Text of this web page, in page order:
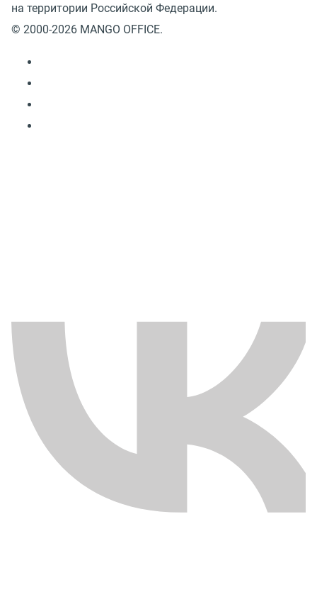
на территории Российской Федерации.
© 2000-2026 MANGO OFFICE.